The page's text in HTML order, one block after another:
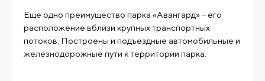
Еще одно преимущество парка «Авангард» – его
расположение вблизи крупных транспортных
потоков. Построены и подъездные автомобильные и
железнодорожные пути к территории парка.